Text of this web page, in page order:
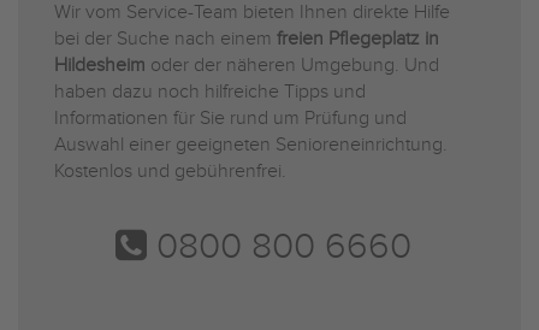
Wir vom Service-Team bieten Ihnen direkte Hilfe
bei der Suche nach einem freien Pflegeplatz in
Hildesheim oder der näheren Umgebung. Und
haben dazu noch hilfreiche Tipps und
Informationen für Sie rund um Prüfung und
Auswahl einer geeigneten Senioreneinrichtung.
Kostenlos und gebührenfrei.
0800 800 6660